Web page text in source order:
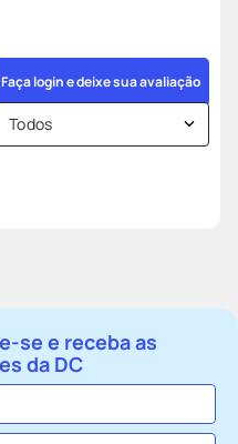
Faça login e deixe sua avaliação
Todos
se e receba as
da DC